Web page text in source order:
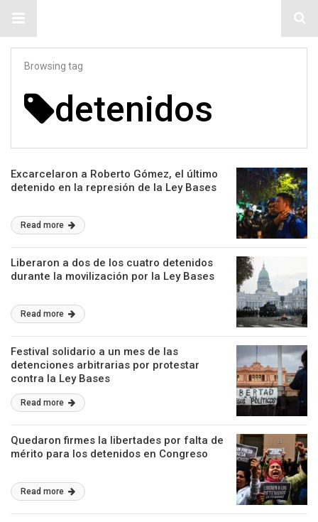
Browsing tag
detenidos
Excarcelaron a Roberto Gómez, el último
detenido en la represión de la Ley Bases
Read more
Liberaron a dos de los cuatro detenidos
durante la movilización por la Ley Bases
Read more
Festival solidario a un mes de las
detenciones arbitrarias por protestar
contra la Ley Bases
Read more
Quedaron firmes la libertades por falta de
mérito para los detenidos en Congreso
Read more